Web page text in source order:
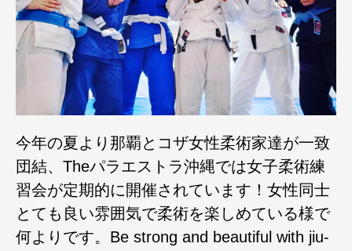
今年の夏より那覇とコザ女性柔術家達が一致
団結、Theパラエストラ沖縄では女子柔術練
習会が定期的に開催されています！女性同士
とても良い雰囲気で柔術を楽しめている様で
何よりです。Be strong and beautiful with jiu-